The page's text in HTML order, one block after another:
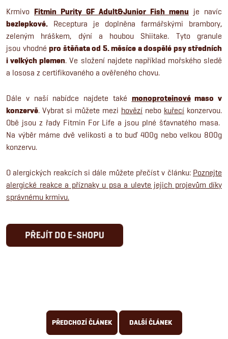
Krmivo Fitmin Purity GF Adult&Junior Fish menu je navíc
bezlepkové. Receptura je doplněna farmářskými brambory,
zeleným hráškem, dýní a houbou Shiitake. Tyto granule
jsou vhodné pro štěňata od 5. měsíce a dospělé psy středních
i velkých plemen. Ve složení najdete například mořského sledě
a lososa z certifikovaného a ověřeného chovu.
Dále v naší nabídce najdete také monoproteinovémaso v
konzervě. Vybrat si můžete mezi hovězí nebo kuřecí konzervou.
Obě jsou z řady Fitmin For Life a jsou plné šťavnatého masa.
Na výběr máme dvě velikosti a to buď 400g nebo velkou 800g
konzervu.
O alergických reakcích si dále můžete přečíst v článku: Poznejte
alergické reakce a příznaky u psa a ulevte jejich projevům díky
správnému krmivu.
PŘEDCHOZÍ ČLÁNEK DALŠÍ ČLÁNEK